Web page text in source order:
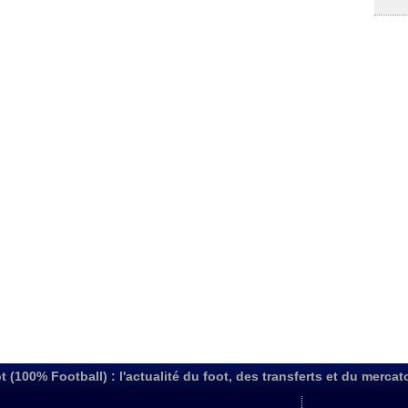
(100% Football) : l'actualité du foot, des transferts et du